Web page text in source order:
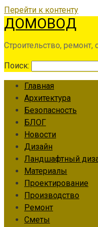
Перейти к контенту
ДОМОВОД
Строительство, ремонт,
Поиск:
Главная
Архитектура
Безопасность
БЛОГ
Новости
Дизайн
Ландшафтный
Материалы
Проектирование
Производство
Ремонт
Сметы